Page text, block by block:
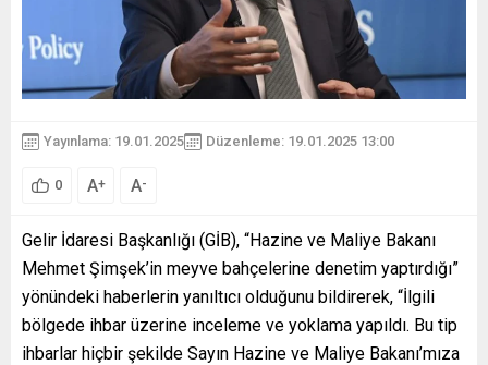
Yayınlama: 19.01.2025 Düzenleme: 19.01.2025 13:00
0 A+ A-
Gelir İdaresi Başkanlığı (GİB), “Hazine ve Maliye Bakanı
Mehmet Şimşek’in meyve bahçelerine denetim yaptırdığı”
yönündeki haberlerin yanıltıcı olduğunu bildirerek, “İlgili
bölgede ihbar üzerine inceleme ve yoklama yapıldı. Bu tip
ihbarlar hiçbir şekilde Sayın Hazine ve Maliye Bakanı’mıza